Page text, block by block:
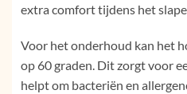
extra comfort tijdens het
Voor het onderhoud kan het
op 60 graden. Dit zorgt voor
helpt om bacteriën en